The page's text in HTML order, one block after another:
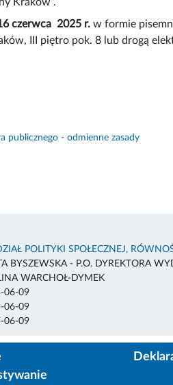
czerwca 2025 r. w formie
III piętro pok. 8 lub drogą
publicznego - odmienne zasady
POLITYKI SPOŁECZNEJ,
BYSZEWSKA - P.O. DYREKTORA
WARCHOŁ-DYMEK
06-09
06-09
06-09